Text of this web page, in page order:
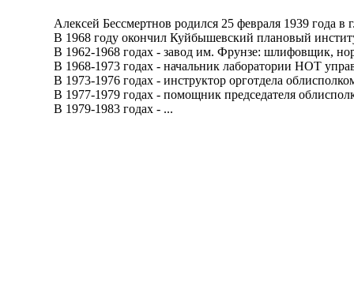
Алексей Бессмертнов родился 25 февраля 1939 года в
В 1968 году окончил Куйбышевский плановый
В 1962-1968 годах - завод им. Фрунзе: шлифовщик,
В 1968-1973 годах - начальник лаборатории НОТ
В 1973-1976 годах - инструктор орготдела
В 1977-1979 годах - помощник председателя
В 1979-1983 годах - ...